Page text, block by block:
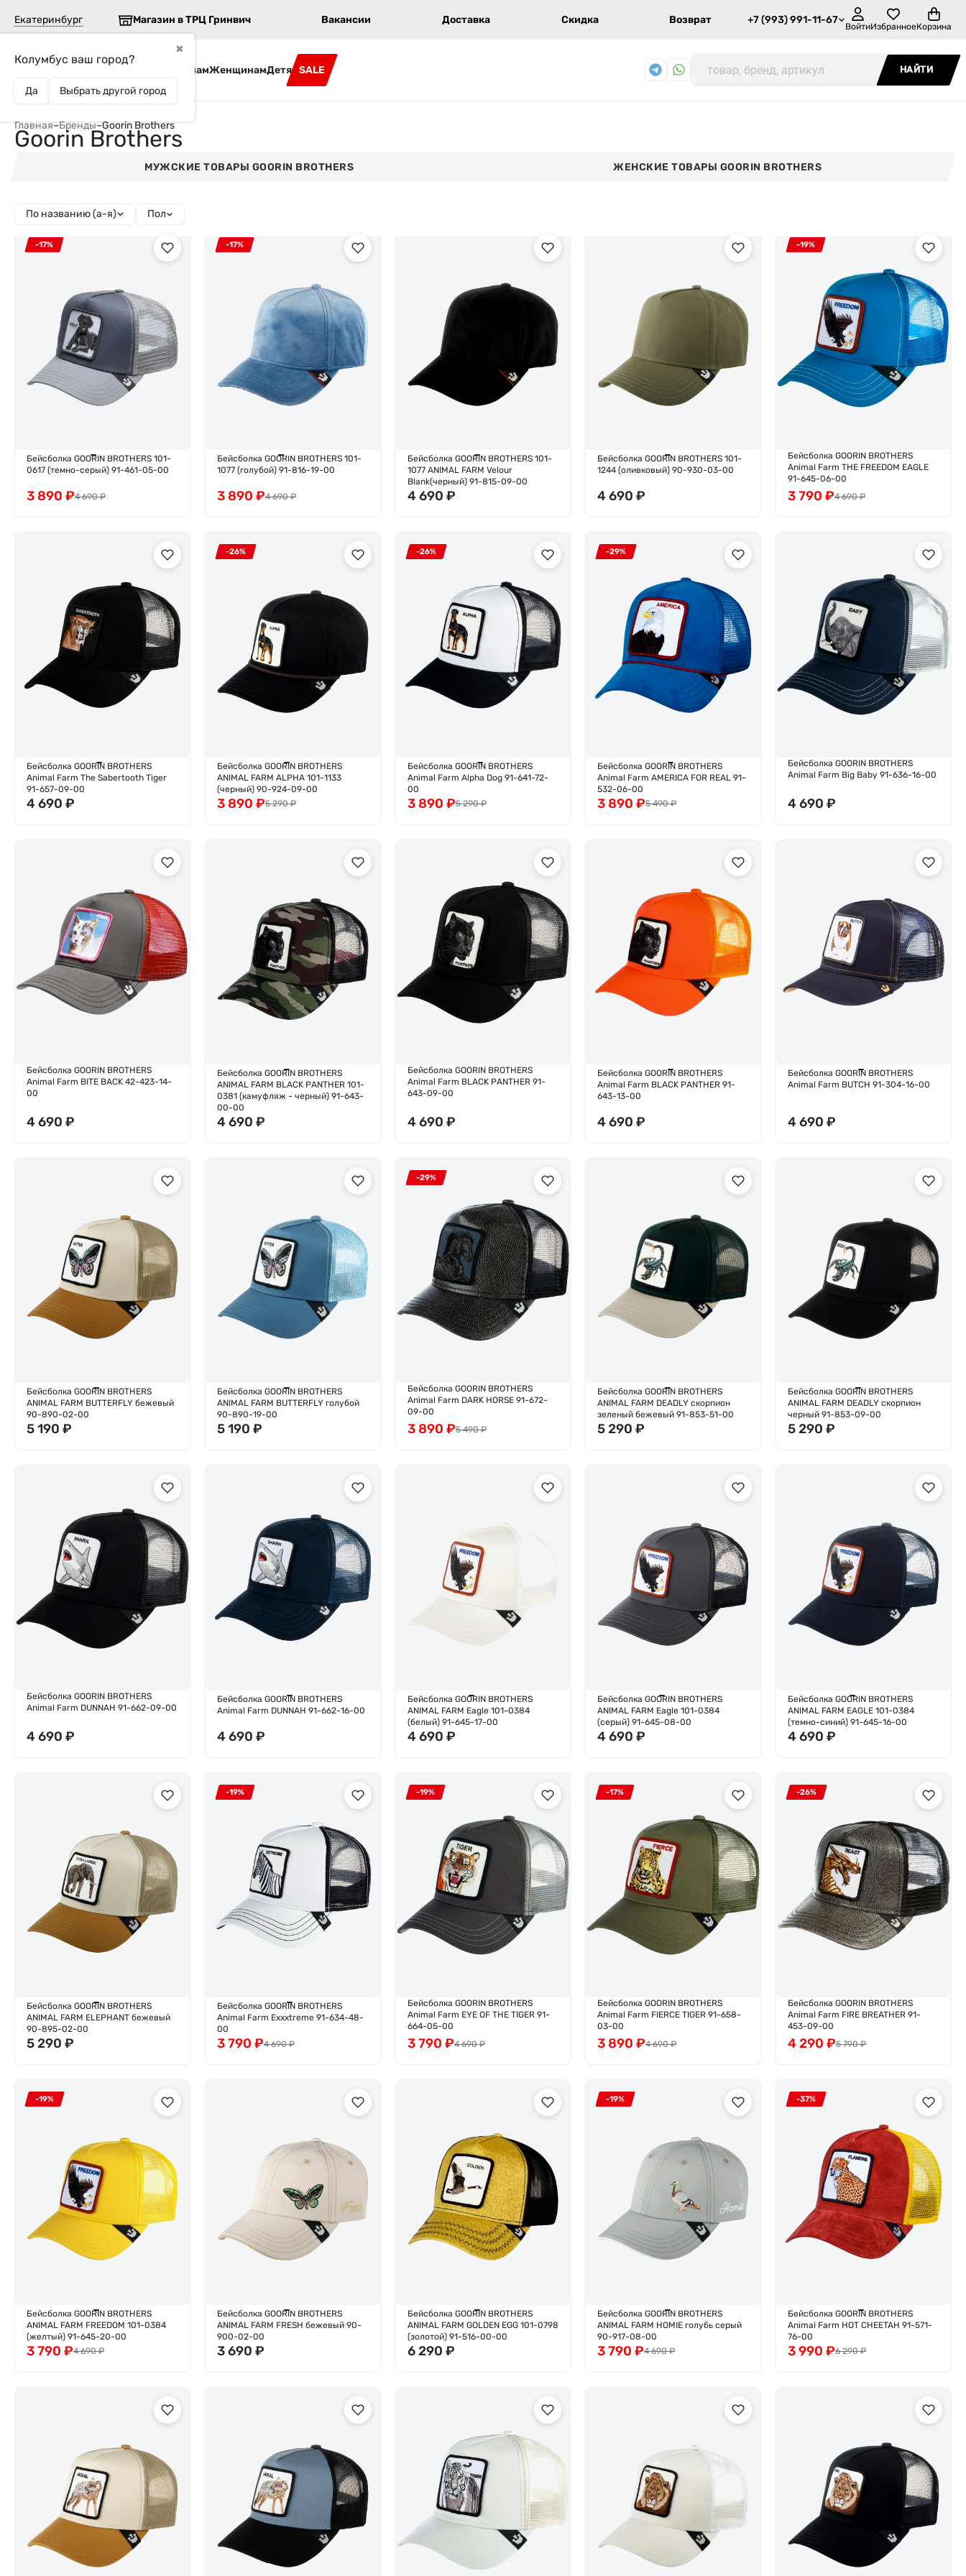
Екатеринбург
✖
Колумбус ваш город?
Да Выбрать другой город
Магазин в ТРЦ Гринвич Вакансии Доставка Скидка Возврат +7 (993) 991-11-67
ВойтиИзбранноеКорзина
МужчинамЖенщинамДетям SALE НАЙТИ
Главная–Бренды–Goorin Brothers
Goorin Brothers
МУЖСКИЕ ТОВАРЫ GOORIN BROTHERS ЖЕНСКИЕ ТОВАРЫ GOORIN BROTHERS
По названию (а-я) Пол
-17%
Бейсболка GOORIN BROTHERS 101-
0617 (темно-серый) 91-461-05-00
4 690₽
3 890 ₽
-17%
Бейсболка GOORIN BROTHERS 101-
1077 (голубой) 91-816-19-00
4 690₽
3 890 ₽
Бейсболка GOORIN BROTHERS 101-
1077 ANIMAL FARM Velour
Blank(черный) 91-815-09-00
4 690 ₽
Бейсболка GOORIN BROTHERS 101-
1244 (оливковый) 90-930-03-00
4 690₽
-19%
Бейсболка GOORIN BROTHERS
Animal Farm THE FREEDOM EAGLE
91-645-06-00
4 690₽
3 790₽
Бейсболка GOORIN BROTHERS
Animal Farm The Sabertooth Tiger
91-657-09-00
4 690 ₽
-26%
Бейсболка GOORIN BROTHERS
ANIMAL FARM ALPHA 101-1133
(черный) 90-924-09-00
5 290₽
3 890 ₽
-26%
Бейсболка GOORIN BROTHERS
Animal Farm Alpha Dog 91-641-72-
00
5 290₽
3 890 ₽
-29%
Бейсболка GOORIN BROTHERS
Animal Farm AMERICA FOR REAL 91-
532-06-00
5 490₽
3 890₽
Бейсболка GOORIN BROTHERS
Animal Farm Big Baby 91-636-16-00
4 690₽
Бейсболка GOORIN BROTHERS
Animal Farm BITE BACK 42-423-14-
00
4 690 ₽
Бейсболка GOORIN BROTHERS
ANIMAL FARM BLACK PANTHER 101-
0381 (камуфляж - черный) 91-643-
00-00
4 690 ₽
Бейсболка GOORIN BROTHERS
Animal Farm BLACK PANTHER 91-
643-09-00
4 690 ₽
Бейсболка GOORIN BROTHERS
Animal Farm BLACK PANTHER 91-
643-13-00
4 690₽
Бейсболка GOORIN BROTHERS
Animal Farm BUTCH 91-304-16-00
4 690₽
Бейсболка GOORIN BROTHERS
ANIMAL FARM BUTTERFLY бежевый
90-890-02-00
5 190 ₽
Бейсболка GOORIN BROTHERS
ANIMAL FARM BUTTERFLY голубой
90-890-19-00
5 190 ₽
-29%
Бейсболка GOORIN BROTHERS
Animal Farm DARK HORSE 91-672-
09-00
5 490₽
3 890 ₽
Бейсболка GOORIN BROTHERS
ANIMAL FARM DEADLY скорпион
зеленый бежевый 91-853-51-00
5 290₽
Бейсболка GOORIN BROTHERS
ANIMAL FARM DEADLY скорпион
черный 91-853-09-00
5 290₽
Бейсболка GOORIN BROTHERS
Animal Farm DUNNAH 91-662-09-00
4 690 ₽
Бейсболка GOORIN BROTHERS
Animal Farm DUNNAH 91-662-16-00
4 690 ₽
Бейсболка GOORIN BROTHERS
ANIMAL FARM Eagle 101-0384
(белый) 91-645-17-00
4 690 ₽
Бейсболка GOORIN BROTHERS
ANIMAL FARM Eagle 101-0384
(серый) 91-645-08-00
4 690₽
Бейсболка GOORIN BROTHERS
ANIMAL FARM EAGLE 101-0384
(темно-синий) 91-645-16-00
4 690₽
Бейсболка GOORIN BROTHERS
ANIMAL FARM ELEPHANT бежевый
90-895-02-00
5 290 ₽
-19%
Бейсболка GOORIN BROTHERS
Animal Farm Exxxtreme 91-634-48-
00
4 690₽
3 790 ₽
-19%
Бейсболка GOORIN BROTHERS
Animal Farm EYE OF THE TIGER 91-
664-05-00
4 690₽
3 790 ₽
-17%
Бейсболка GOORIN BROTHERS
Animal Farm FIERCE TIGER 91-658-
03-00
4 690₽
3 890₽
-26%
Бейсболка GOORIN BROTHERS
Animal Farm FIRE BREATHER 91-
453-09-00
5 790₽
4 290₽
-19%
Бейсболка GOORIN BROTHERS
ANIMAL FARM FREEDOM 101-0384
(желтый) 91-645-20-00
4 690₽
3 790 ₽
Бейсболка GOORIN BROTHERS
ANIMAL FARM FRESH бежевый 90-
900-02-00
3 690 ₽
Бейсболка GOORIN BROTHERS
ANIMAL FARM GOLDEN EGG 101-0798
(золотой) 91-516-00-00
6 290 ₽
-19%
Бейсболка GOORIN BROTHERS
ANIMAL FARM HOMIE голубь серый
90-917-08-00
4 690₽
3 790₽
-37%
Бейсболка GOORIN BROTHERS
Animal Farm HOT CHEETAH 91-571-
76-00
6 290₽
3 990₽